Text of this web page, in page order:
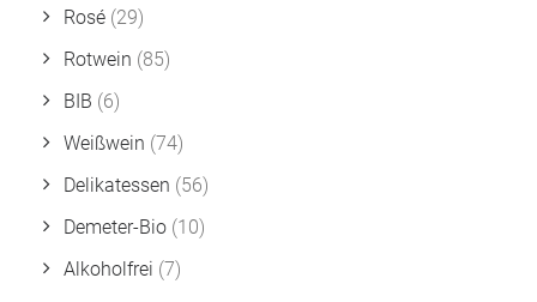
Rosé (29)
Rotwein (85)
BIB (6)
Weißwein (74)
Delikatessen (56)
Demeter-Bio (10)
Alkoholfrei (7)